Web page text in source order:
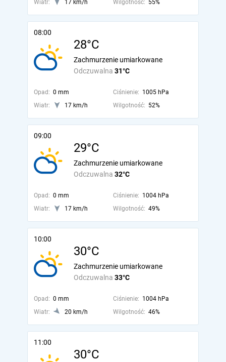
Wiatr: 17 km/h Wilgotność: 55%
08:00
28°C
Odczuwalna 31°C
Zachmurzenie umiarkowane
Opad: 0 mm Ciśnienie: 1005 hPa
Wiatr:
17 km/h Wilgotność: 52%
09:00
29°C
Odczuwalna 32°C
Zachmurzenie umiarkowane
Opad: 0 mm Ciśnienie: 1004 hPa
Wiatr:
17 km/h Wilgotność: 49%
10:00
30°C
Odczuwalna 33°C
Zachmurzenie umiarkowane
Opad: 0 mm Ciśnienie: 1004 hPa
Wiatr:
20 km/h Wilgotność: 46%
11:00
30°C